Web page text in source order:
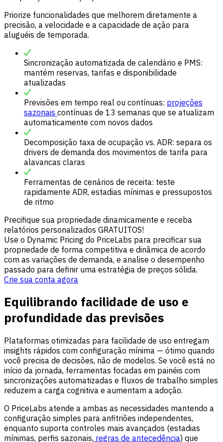
Priorize funcionalidades que melhorem diretamente a
precisão, a velocidade e a capacidade de ação para
aluguéis de temporada.
Sincronização automatizada de calendário e PMS:
mantém reservas, tarifas e disponibilidade
atualizadas
Previsões em tempo real ou contínuas: projeções
sazonais contínuas de 13 semanas que se atualizam
automaticamente com novos dados
Decomposição taxa de ocupação vs. ADR: separa os
drivers de demanda dos movimentos de tarifa para
alavancas claras
Ferramentas de cenários de receita: teste
rapidamente ADR, estadias mínimas e pressupostos
de ritmo
Precifique sua propriedade dinamicamente e receba
relatórios personalizados GRATUITOS!
Use o Dynamic Pricing do PriceLabs para precificar sua
propriedade de forma competitiva e dinâmica de acordo
com as variações de demanda, e analise o desempenho
passado para definir uma estratégia de preços sólida.
Crie sua conta agora
Equilibrando facilidade de uso e
profundidade das previsões
Plataformas otimizadas para facilidade de uso entregam
insights rápidos com configuração mínima — ótimo quando
você precisa de decisões, não de modelos. Se você está no
início da jornada, ferramentas focadas em painéis com
sincronizações automatizadas e fluxos de trabalho simples
reduzem a carga cognitiva e aumentam a adoção.
O PriceLabs atende a ambas as necessidades mantendo a
configuração simples para anfitriões independentes,
enquanto suporta controles mais avançados (estadias
mínimas, perfis sazonais, regras de antecedência) que